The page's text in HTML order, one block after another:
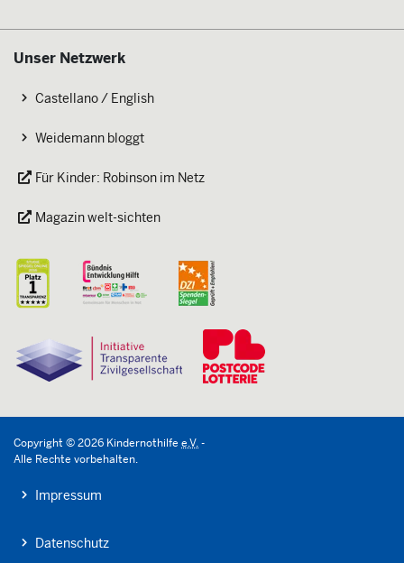
Unser Netzwerk
Castellano / English
Weidemann bloggt
Für Kinder: Robinson im Netz
Magazin welt-sichten
Copyright ©2026 Kindernothilfe e.V.-
Alle Rechte vorbehalten.
Impressum
Datenschutz